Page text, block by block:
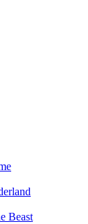
Beast